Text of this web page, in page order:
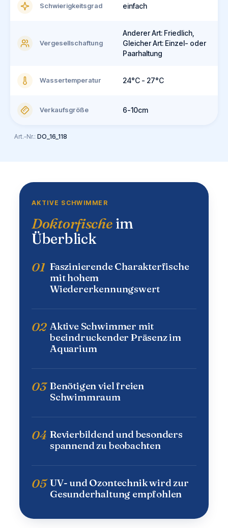
Schwierigkeitsgrad einfach
Vergesellschaftung
Anderer Art: Friedlich,
Gleicher Art: Einzel- oder
Paarhaltung
Wassertemperatur 24°C - 27°C
Verkaufsgröße 6-10cm
Art.-Nr.: DO_16_118
AKTIVE SCHWIMMER
Doktorfische im
Überblick
01 Faszinierende Charakterfische
mit hohem
Wiedererkennungswert
02 Aktive Schwimmer mit
beeindruckender Präsenz im
Aquarium
03 Benötigen viel freien
Schwimmraum
04 Revierbildend und besonders
spannend zu beobachten
05 UV- und Ozontechnik wird zur
Gesunderhaltung empfohlen